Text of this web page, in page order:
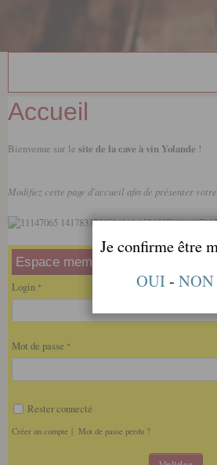
Les Vins
Alcools et spiritueux
Produits du Terroir
Coffrets Cadeaux
Accessoires
Nos Coordonnées
Accueil
Bienvenue sur le site de la cave à vin Yolande !
Modifiez cette page d'accueil afin de présenter
Espace membre
Login
Mot de passe
Rester connecté
Créer un compte | Mot de passe perdu ?
Je confirme être
OUI- NON